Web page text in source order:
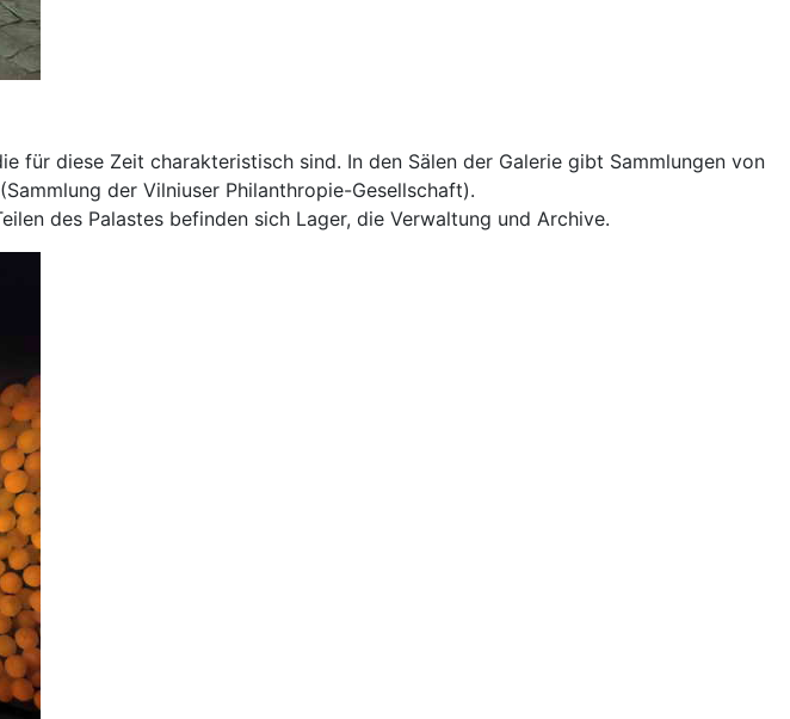
für diese Zeit charakteristisch sind. In den Sälen der Galerie gibt Sammlungen von
der Vilniuser Philanthropie-Gesellschaft).
des Palastes befinden sich Lager, die Verwaltung und Archive.